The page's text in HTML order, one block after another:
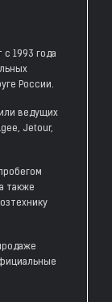
с 1993 года
России.
ведущих
Jetour,
также